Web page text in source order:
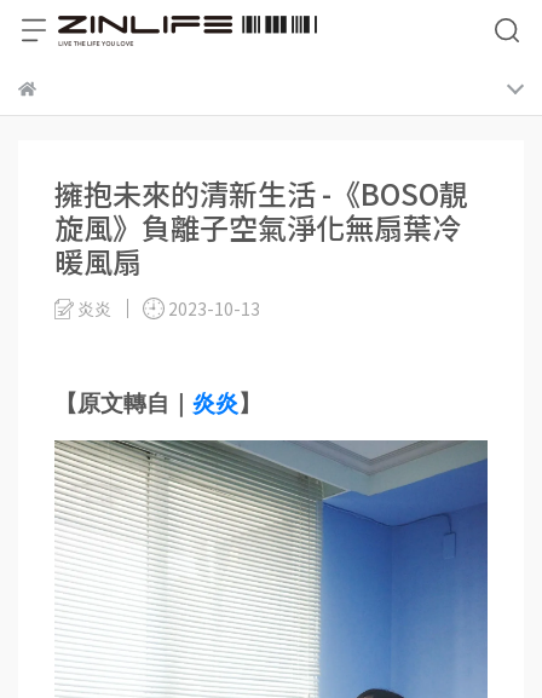
擁抱未來的清新生活 -《BOSO靚
旋風》負離子空氣淨化無扇葉冷
暖風扇
炎炎 2023-10-13
【原文轉自｜ 炎炎】